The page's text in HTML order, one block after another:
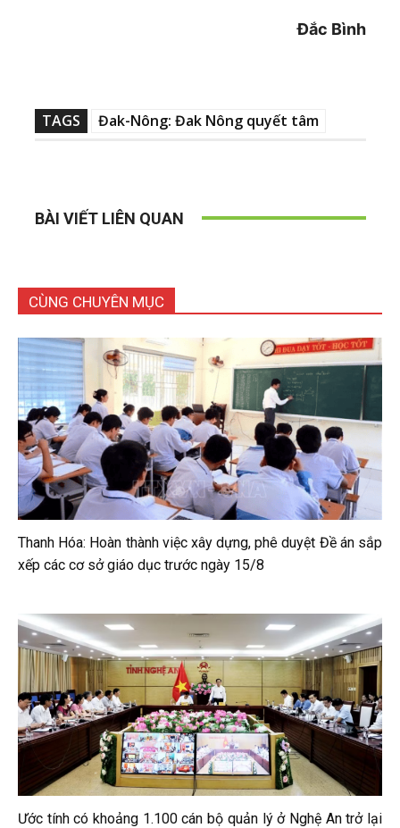
Đắc Bình
TAGS Đak-Nông: Đak Nông quyết tâm
BÀI VIẾT LIÊN QUAN
CÙNG CHUYÊN MỤC
Thanh Hóa: Hoàn thành việc xây dựng, phê duyệt Đề án sắp
xếp các cơ sở giáo dục trước ngày 15/8
Ước tính có khoảng 1.100 cán bộ quản lý ở Nghệ An trở lại